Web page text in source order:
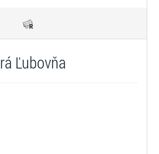
Ľubovňa